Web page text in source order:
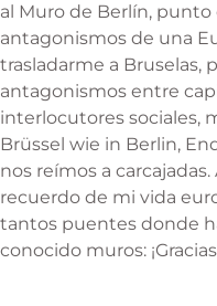
al Muro de Berlín, punto
antagonismos de una
trasladarme a Bruselas,
antagonismos entre
interlocutores sociales,
Brüssel wie in Berlin,
nos reímos a
recuerdo de mi vida
tantos puentes donde
conocido muros: